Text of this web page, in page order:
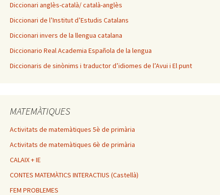
Diccionari anglès-català/ català-anglès
Diccionari de l’Institut d’Estudis Catalans
Diccionari invers de la llengua catalana
Diccionario Real Academia Española de la lengua
Diccionaris de sinònims i traductor d’idiomes de l’Avui i El punt
MATEMÀTIQUES
Activitats de matemàtiques 5è de primària
Activitats de matemàtiques 6è de primària
CALAIX + IE
CONTES MATEMÀTICS INTERACTIUS (Castellà)
FEM PROBLEMES